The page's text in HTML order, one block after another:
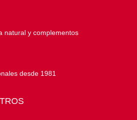
natural y complementos
desde 1981